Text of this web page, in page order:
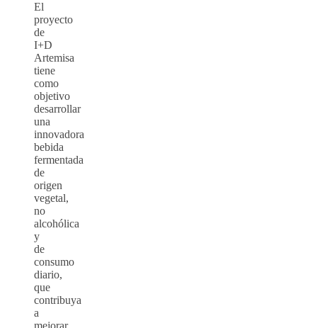
El
proyecto
de
I+D
Artemisa
tiene
como
objetivo
desarrollar
una
innovadora
bebida
fermentada
de
origen
vegetal,
no
alcohólica
y
de
consumo
diario,
que
contribuya
a